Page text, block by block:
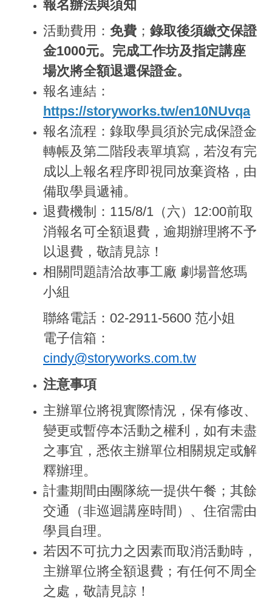
報名辦法與須知
活動費用： 免費 ； 錄取後須繳交保證
金1000元。完成工作坊及指定講座
場次將全額退還保證金。
報名連結：
https://storyworks.tw/en10NUvqa
報名流程：錄取學員須於完成保證金
轉帳及第二階段表單填寫，若沒有完
成以上報名程序即視同放棄資格，由
備取學員遞補。
退費機制：115/8/1（六）12:00前取
消報名可全額退費，逾期辦理將不予
以退費，敬請見諒！
相關問題請洽故事工廠 劇場普悠瑪
小組
聯絡電話：02-2911-5600 范小姐
電子信箱：
cindy@storyworks.com.tw
注意事項
主辦單位將視實際情況，保有修改、
變更或暫停本活動之權利，如有未盡
之事宜，悉依主辦單位相關規定或解
釋辦理。
計畫期間由團隊統一提供午餐；其餘
交通（非巡迴講座時間）、住宿需由
學員自理。
若因不可抗力之因素而取消活動時，
主辦單位將全額退費；有任何不周全
之處，敬請見諒！